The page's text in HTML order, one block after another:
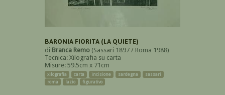
BARONIA FIORITA (LA QUIETE)
di Branca Remo (Sassari 1897 / Roma 1988)
Tecnica: Xilografia su carta
Misure: 59.5cm x 71cm
xilografia carta incisione sardegna
sassari
roma
lazio figurativo